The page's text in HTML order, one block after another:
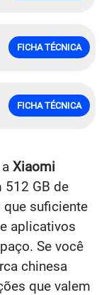
FICHA TÉCNICA
FICHA TÉCNICA
Xiaomi
GB de
que suficiente
aplicativos
Se você
chinesa
que valem